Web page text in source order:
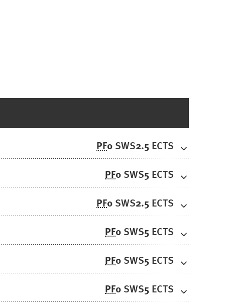
PF0 SWS2.5 ECTS
PF0 SWS5 ECTS
PF0 SWS2.5 ECTS
PF0 SWS5 ECTS
PF0 SWS5 ECTS
PF0 SWS5 ECTS